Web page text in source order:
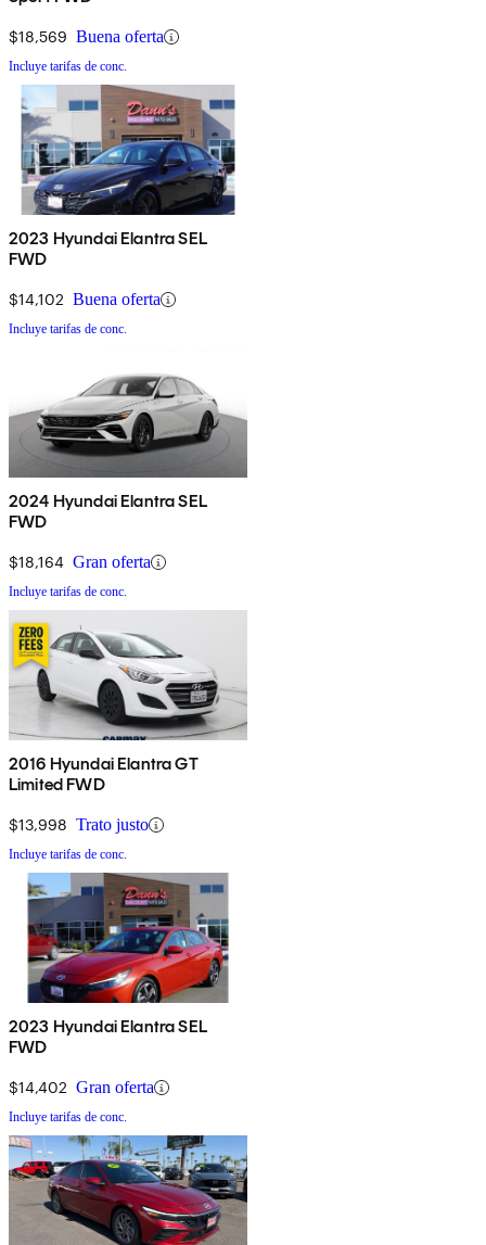
$18,569 Buena oferta
Incluye tarifas de conc.
2023 Hyundai Elantra SEL
FWD
$14,102 Buena oferta
Incluye tarifas de conc.
2024 Hyundai Elantra SEL
FWD
$18,164 Gran oferta
Incluye tarifas de conc.
2016 Hyundai Elantra GT
Limited FWD
$13,998 Trato justo
Incluye tarifas de conc.
2023 Hyundai Elantra SEL
FWD
$14,402 Gran oferta
Incluye tarifas de conc.